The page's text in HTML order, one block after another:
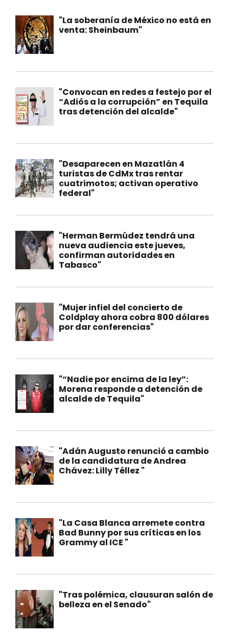
"La soberanía de México no está en
venta: Sheinbaum"
"Convocan en redes a festejo por el
“Adiós a la corrupción” en Tequila
tras detención del alcalde"
"Desaparecen en Mazatlán 4
turistas de CdMx tras rentar
cuatrimotos; activan operativo
federal"
"Herman Bermúdez tendrá una
nueva audiencia este jueves,
confirman autoridades en
Tabasco"
"Mujer infiel del concierto de
Coldplay ahora cobra 800 dólares
por dar conferencias"
"“Nadie por encima de la ley”:
Morena responde a detención de
alcalde de Tequila"
"Adán Augusto renunció a cambio
de la candidatura de Andrea
Chávez: Lilly Téllez "
"La Casa Blanca arremete contra
Bad Bunny por sus críticas en los
Grammy al ICE "
"Tras polémica, clausuran salón de
belleza en el Senado"